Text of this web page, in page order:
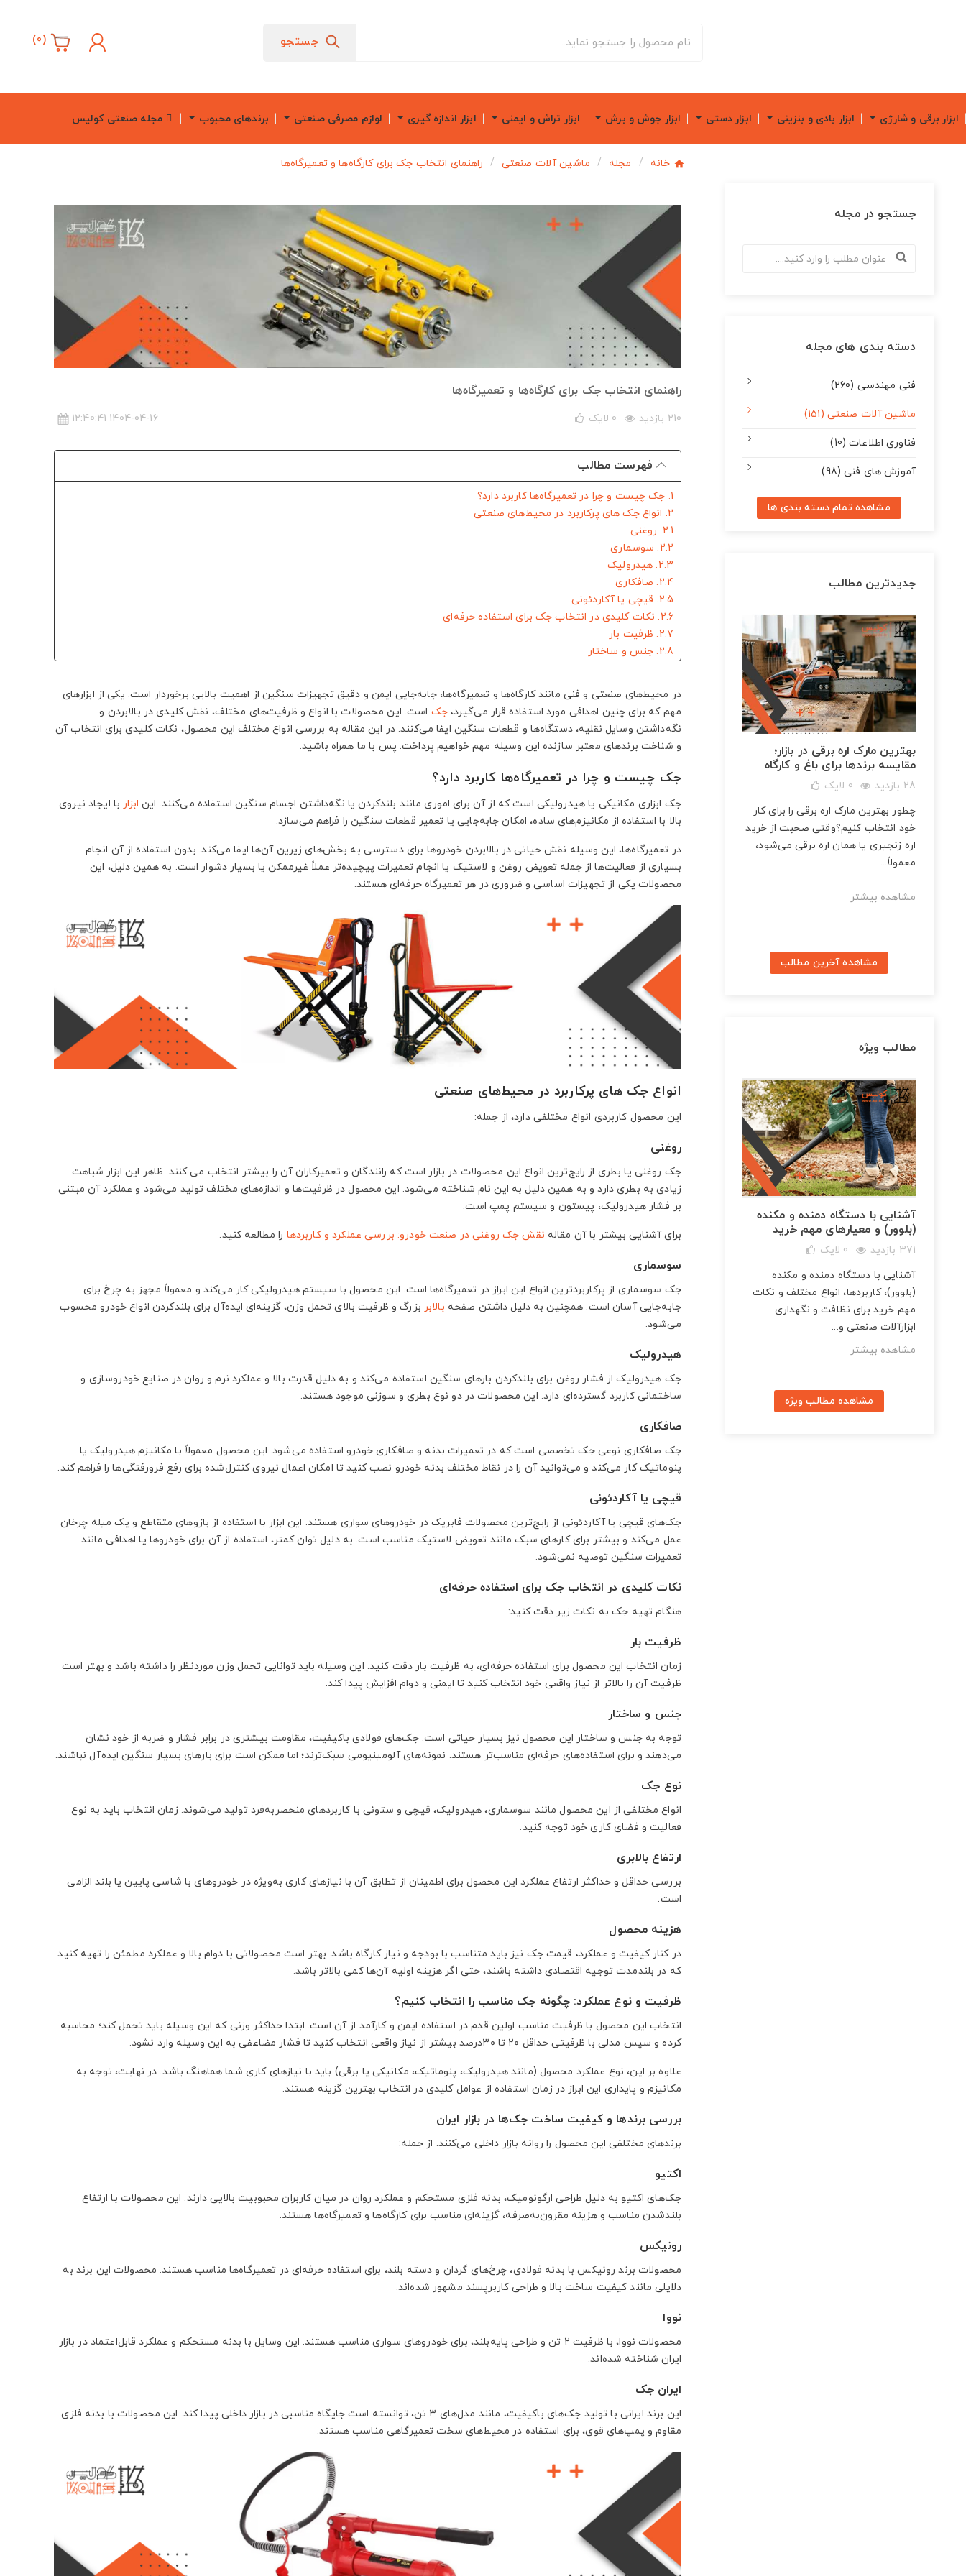
جستجو (
0
)
ابزار برقی و شارژی ابزار بادی و بنزینی ابزار دستی ابزار جوش و برش ابزار تراش و ایمنی ابزار اندازه گیری لوازم مصرفی صنعتی برندهای محبوب مجله صنعتی کولیس
خانه مجله ماشین آلات صنعتی راهنمای انتخاب جک برای کارگاه‌ها و تعمیرگاه‌ها
راهنمای انتخاب جک برای کارگاه‌ها و تعمیرگاه‌ها
210 بازدید 0 لایک 1404-04-16 12:40:41
فهرست مطالب
1. جک چیست و چرا در تعمیرگاه‌ها کاربرد دارد؟
2. انواع جک‌ های پرکاربرد در محیط‌های صنعتی
2.1. روغنی
2.2. سوسماری
2.3. هیدرولیک
2.4. صافکاری
2.5. قیچی یا آکاردئونی
2.6. نکات کلیدی در انتخاب جک برای استفاده حرفه‌ای
2.7. ظرفیت بار
2.8. جنس و ساختار
2.11. هزینه محصول
2.12. ظرفیت و نوع عملکرد: چگونه جک مناسب را انتخاب کنیم؟
2.15. رونیکس
2.17. ایران جک
2.17.1. سخن پایانی
در محیط‌های صنعتی و فنی مانند کارگاه‌ها و تعمیرگاه‌ها، جابه‌جایی ایمن و دقیق تجهیزات سنگین از اهمیت بالایی برخوردار است. یکی از ابزارهای
مهم که برای چنین اهدافی مورد استفاده قرار می‌گیرد،جک است. این محصولات با انواع و ظرفیت‌های مختلف، نقش کلیدی در بالابردن و
نگه‌داشتن وسایل نقلیه، دستگاه‌ها و قطعات سنگین ایفا می‌کنند. در این مقاله به بررسی انواع مختلف این محصول، نکات کلیدی برای انتخاب آن
و شناخت برندهای معتبر سازنده این وسیله مهم خواهیم پرداخت. پس با ما همراه باشید.
جک چیست و چرا در تعمیرگاه‌ها کاربرد دارد؟
جک ابزاری مکانیکی یا هیدرولیکی است که از آن برای اموری مانند بلندکردن یا نگه‌داشتن اجسام سنگین استفاده می‌کنند. این ابزار با ایجاد نیروی
بالا با استفاده از مکانیزم‌های ساده، امکان جابه‌جایی یا تعمیر قطعات سنگین را فراهم می‌سازد.
در تعمیرگاه‌ها، این وسیله نقش حیاتی در بالابردن خودروها برای دسترسی به بخش‌های زیرین آن‌ها ایفا می‌کند. بدون استفاده از آن انجام
بسیاری از فعالیت‌ها از جمله تعویض روغن و لاستیک یا انجام تعمیرات پیچیده‌تر عملاً غیرممکن یا بسیار دشوار است. به همین دلیل، این
محصولات یکی از تجهیزات اساسی و ضروری در هر تعمیرگاه حرفه‌ای هستند.
انواع جک‌ های پرکاربرد در محیط‌های صنعتی
این محصول کاربردی انواع مختلفی دارد، از جمله:
روغنی
جک روغنی یا بطری از رایج‌ترین انواع این محصولات در بازار است که رانندگان و تعمیرکاران آن را بیشتر انتخاب می کنند. ظاهر این ابزار شباهت
زیادی به بطری دارد و به همین دلیل به این نام شناخته می‌شود. این محصول در ظرفیت‌ها و اندازه‌های مختلف تولید می‌شود و عملکرد آن مبتنی
بر فشار هیدرولیک، پیستون و سیستم پمپ است.
برای آشنایی بیشتر با آن مقاله نقش جک روغنی در صنعت خودرو: بررسی عملکرد و کاربردها را مطالعه کنید.
سوسماری
جک سوسماری از پرکاربردترین انواع این ابراز در تعمیرگاه‌ها است. این محصول با سیستم هیدرولیکی کار می‌کند و معمولاً مجهز به چرخ برای
جابه‌جایی آسان است. همچنین به دلیل داشتن صفحه بالابر بزرگ و ظرفیت بالای تحمل وزن، گزینه‌ای ایده‌آل برای بلندکردن انواع خودرو محسوب
می‌شود.
هیدرولیک
جک هیدرولیک از فشار روغن برای بلندکردن بارهای سنگین استفاده می‌کند و به دلیل قدرت بالا و عملکرد نرم و روان در صنایع خودروسازی و
ساختمانی کاربرد گسترده‌ای دارد. این محصولات در دو نوع بطری و سوزنی موجود هستند.
صافکاری
جک صافکاری نوعی جک تخصصی است که در تعمیرات بدنه و صافکاری خودرو استفاده می‌شود. این محصول معمولاً با مکانیزم هیدرولیک یا
پنوماتیک کار می‌کند و می‌توانید آن‌ را در نقاط مختلف بدنه خودرو نصب کنید تا امکان اعمال نیروی کنترل‌شده برای رفع فرورفتگی‌ها را فراهم کند.
قیچی یا آکاردئونی
جک‌های قیچی یا آکاردئونی از رایج‌ترین محصولات فابریک در خودروهای سواری هستند. این ابزار با استفاده از بازوهای متقاطع و یک میله چرخان
عمل می‌کند و بیشتر برای کارهای سبک مانند تعویض لاستیک مناسب است. به دلیل توان کمتر، استفاده از آن برای خودروها یا اهدافی مانند
تعمیرات سنگین توصیه نمی‌شود.
نکات کلیدی در انتخاب جک برای استفاده حرفه‌ای
هنگام تهیه جک به نکات زیر دقت کنید:
ظرفیت بار
زمان انتخاب این محصول برای استفاده حرفه‌ای، به ظرفیت بار دقت کنید. این وسیله باید توانایی تحمل وزن موردنظر را داشته باشد و بهتر است
ظرفیت آن را بالاتر از نیاز واقعی خود انتخاب کنید تا ایمنی و دوام افزایش پیدا کند.
جنس و ساختار
توجه به جنس و ساختار این محصول نیز بسیار حیاتی است. جک‌های فولادی باکیفیت، مقاومت بیشتری در برابر فشار و ضربه از خود نشان
می‌دهند و برای استفاده‌های حرفه‌ای مناسب‌تر هستند. نمونه‌های آلومینیومی سبک‌ترند؛ اما ممکن است برای بارهای بسیار سنگین ایده‌آل نباشند.
نوع جک
انواع مختلفی از این محصول مانند سوسماری، هیدرولیک، قیچی و ستونی با کاربردهای منحصربه‌فرد تولید می‌شوند. زمان انتخاب باید به نوع
فعالیت و فضای کاری خود توجه کنید.
ارتفاع بالابری
بررسی حداقل و حداکثر ارتفاع عملکرد این محصول برای اطمینان از تطابق آن با نیازهای کاری به‌ویژه در خودروهای با شاسی پایین یا بلند الزامی
است.
هزینه محصول
در کنار کیفیت و عملکرد، قیمت جک نیز باید متناسب با بودجه و نیاز کارگاه باشد. بهتر است محصولاتی با دوام بالا و عملکرد مطمئن را تهیه کنید
که در بلندمدت توجیه اقتصادی داشته باشند، حتی اگر هزینه اولیه آن‌ها کمی بالاتر باشد.
ظرفیت و نوع عملکرد: چگونه جک مناسب را انتخاب کنیم؟
انتخاب این محصول با ظرفیت مناسب اولین قدم در استفاده ایمن و کارآمد از آن است. ابتدا حداکثر وزنی که این وسیله باید تحمل کند؛ محاسبه
کرده و سپس مدلی با ظرفیتی حداقل ۲۰ تا ۳۰درصد بیشتر از نیاز واقعی انتخاب کنید تا فشار مضاعفی به این وسیله وارد نشود.
علاوه بر این، نوع عملکرد محصول (مانند هیدرولیک، پنوماتیک، مکانیکی یا برقی) باید با نیازهای کاری شما هماهنگ باشد. در نهایت، توجه به
مکانیزم و پایداری این ابراز در زمان استفاده از عوامل کلیدی در انتخاب بهترین گزینه هستند.
بررسی برندها و کیفیت ساخت جک‌ها در بازار ایران
برندهای مختلفی این محصول را روانه بازار داخلی می‌کنند. از جمله:
اکتیو
جک‌های اکتیو به دلیل طراحی ارگونومیک، بدنه فلزی مستحکم و عملکرد روان در میان کاربران محبوبیت بالایی دارند. این محصولات با ارتفاع
بلندشدن مناسب و هزینه مقرون‌به‌صرفه، گزینه‌ای مناسب برای کارگاه‌ها و تعمیرگاه‌ها هستند.
رونیکس
محصولات برند رونیکس با بدنه فولادی، چرخ‌های گردان و دسته بلند، برای استفاده حرفه‌ای در تعمیرگاه‌ها مناسب هستند. محصولات این برند به
دلایلی مانند کیفیت ساخت بالا و طراحی کاربرپسند مشهور شده‌اند.
نووا
محصولات نووا، با ظرفیت ۲ تن و طراحی پایه‌بلند، برای خودروهای سواری مناسب هستند. این وسایل با بدنه مستحکم و عملکرد قابل‌اعتماد در بازار
ایران شناخته شده‌اند.
ایران جک
این برند ایرانی با تولید جک‌های باکیفیت، مانند مدل‌های ۳ تن، توانسته است جایگاه مناسبی در بازار داخلی پیدا کند. این محصولات با بدنه فلزی
مقاوم و پمپ‌های قوی، برای استفاده در محیط‌های سخت تعمیرگاهی مناسب هستند.
جستجو در مجله
دسته بندی های مجله
فنی مهندسی (260)
ماشین آلات صنعتی (151)
فناوری اطلاعات (10)
آموزش های فنی (98)
مشاهده تمام دسته بندی ها
جدیدترین مطالب
بهترین مارک اره برقی در بازار؛
مقایسه برندها برای باغ و کارگاه
28 بازدید 0 لایک
چطور بهترین مارک اره برقی را برای کار
خود انتخاب کنیم؟وقتی صحبت از خرید
اره زنجیری یا همان اره برقی می‌شود،
معمولاً...
مشاهده بیشتر
مشاهده آخرین مطالب
مطالب ویژه
آشنایی با دستگاه دمنده و مکنده
(بلوور) و معیارهای مهم خرید
371 بازدید 0 لایک
آشنایی با دستگاه دمنده و مکنده
(بلوور)، کاربردها، انواع مختلف و نکات
مهم خرید برای نظافت و نگهداری
ابزارآلات صنعتی و...
مشاهده بیشتر
مشاهده مطالب ویژه